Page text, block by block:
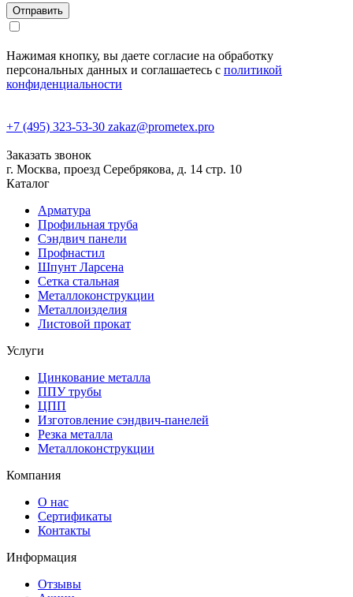
Нажимая кнопку, вы даете согласие на обработку
персональных данных и соглашаетесь с политикой
конфиденциальности
+7 (495) 323-53-30 zakaz@prometex.pro
Заказать звонок
г. Москва, проезд Серебрякова, д. 14 стр. 10
Каталог
Арматура
Профильная труба
Сэндвич панели
Профнастил
Шпунт Ларсена
Сетка стальная
Металлоконструкции
Металлоизделия
Листовой прокат
Услуги
Цинкование металла
ППУ трубы
ЦПП
Изготовление сэндвич-панелей
Резка металла
Металлоконструкции
Компания
О нас
Сертификаты
Контакты
Информация
Отзывы